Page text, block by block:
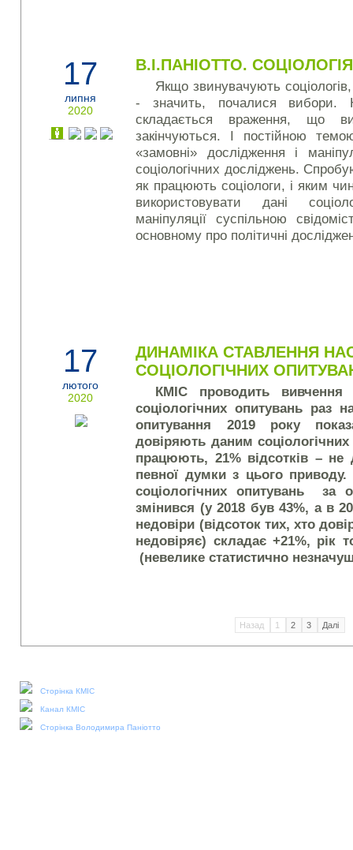
17
липня
2020
В.І.ПАНІОТТО.
Якщо звинувачують
- значить, почалися вибори.
складається враження, що
закінчуються. І постійною
«замовні» дослідження і
соціологічних досліджень.
як працюють соціологи, і яким
використовувати дані
маніпуляції суспільною
основному про політичні
17
лютого
2020
ДИНАМІКА СТАВЛЕННЯ
СОЦІОЛОГІЧНИХ
КМІС проводить вивчення
соціологічних опитувань раз
опитування 2019 року
довіряють даним
працюють, 21% відсотків –
певної думки з цього
соціологічних опитувань за
змінився (у 2018 був 43%, а в
недовіри (відсоток тих, хто
недовіряє) складає +21%, рік
(невелике статистично
Назад 1 2 3 Далі
Сторінка КМІС
Канал КМІС
Сторінка Володимира Паніотто